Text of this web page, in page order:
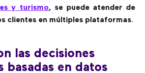
y turismo, se puede atender de
clientes en múltiples plataformas.
las decisiones
basadas en datos